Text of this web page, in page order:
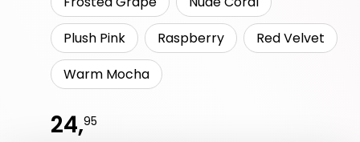
Plush Pink
Raspberry
Red Velvet
Warm Mocha
24,95